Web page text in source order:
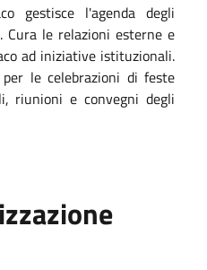
gestisce l'agenda degli
Cura le relazioni esterne e
ad iniziative istituzionali.
le celebrazioni di feste
riunioni e convegni degli